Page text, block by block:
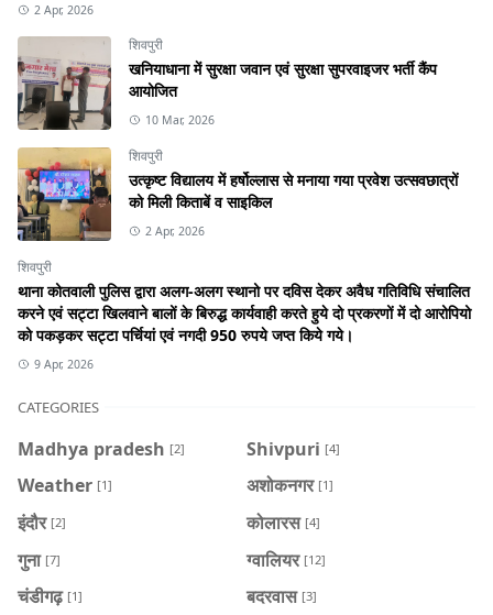
2 Apr, 2026
शिवपुरी
खनियाधाना में सुरक्षा जवान एवं सुरक्षा सुपरवाइजर भर्ती कैंप
आयोजित
10 Mar, 2026
शिवपुरी
उत्कृष्ट विद्यालय में हर्षोल्लास से मनाया गया प्रवेश उत्सवछात्रों
को मिली किताबें व साइकिल
2 Apr, 2026
शिवपुरी
थाना कोतवाली पुलिस द्वारा अलग-अलग स्थानो पर दविस देकर अवैध गतिविधि संचालित
करने एवं सट्टा खिलवाने बालों के बिरुद्ध कार्यवाही करते हुये दो प्रकरणों में दो आरोपियो
को पकड़कर सट्टा पर्चियां एवं नगदी 950 रुपये जप्त किये गये।
9 Apr, 2026
CATEGORIES
Madhya pradesh [2] Shivpuri [4]
Weather [1] अशोकनगर [1]
इंदौर [2] कोलारस [4]
गुना [7] ग्वालियर [12]
चंडीगढ़ [1] बदरवास [3]